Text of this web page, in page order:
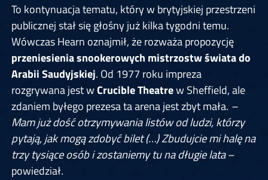
To kontynuacja tematu, który w brytyjskiej przestrzeni
publicznej stał się głośny już kilka tygodni temu.
Wówczas Hearn oznajmił, że rozważa propozycję
przeniesienia snookerowych mistrzostw świata do
Arabii Saudyjskiej. Od 1977 roku impreza
rozgrywana jest wCrucible Theatrew Sheffield, ale
zdaniem byłego prezesa ta arena jest zbyt mała. –
Mam już dość otrzymywania listów od ludzi, którzy
pytają, jak mogą zdobyć bilet (…) Zbudujcie mi halę na
trzy tysiące osób i zostaniemy tu na długie lata–
powiedział.